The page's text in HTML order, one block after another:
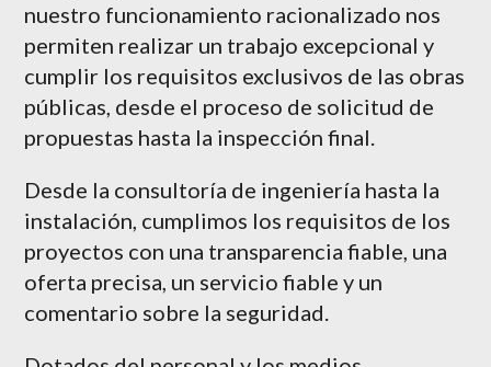
nuestro funcionamiento racionalizado nos
permiten realizar un trabajo excepcional y
cumplir los requisitos exclusivos de las obras
públicas, desde el proceso de solicitud de
propuestas hasta la inspección final.
Desde la consultoría de ingeniería hasta la
instalación, cumplimos los requisitos de los
proyectos con una transparencia fiable, una
oferta precisa, un servicio fiable y un
comentario sobre la seguridad.